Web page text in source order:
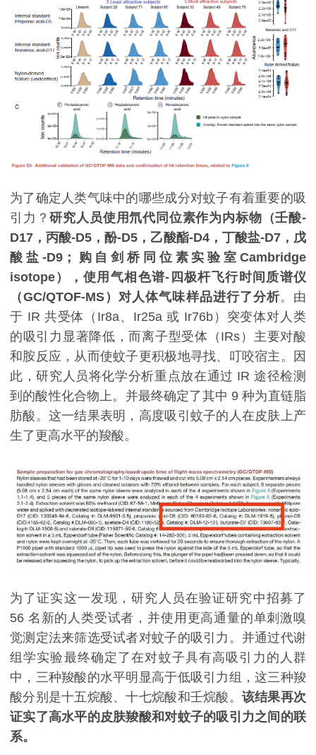
为了确定人类气味中的哪些成分对蚊子有着重要的吸
引力？研究人员使用氘代同位素作为内标物（壬酸-
D17，丙酸-D5，酚-D5，乙酸酯-D4，丁酸盐-D7，戊
酸盐-D9；购自剑桥同位素实验室Cambridge
isotope），使用气相色谱-四极杆飞行时间质谱仪
（GC/QTOF-MS）对人体气味样品进行了分析。由
于 IR 共受体（Ir8a、Ir25a 或 Ir76b）突变体对人类
的吸引力显著降低，而离子型受体（IRs）主要对酸
和胺反应，从而使蚊子更积极地寻找、叮咬宿主。因
此，研究人员将化学分析重点放在通过 IR 途径检测
到的酸性化合物上。并最终确定了其中 9 种为直链脂
肪酸。这一结果表明，高度吸引蚊子的人在皮肤上产
生了更高水平的羧酸。
为了证实这一发现，研究人员在验证研究中招募了
56 名新的人类受试者，并使用更高通量的单刺激嗅
觉测定法来筛选受试者对蚊子的吸引力。并通过代谢
组学实验最终确定了在对蚊子具有高吸引力的人群
中，三种羧酸的水平明显高于低吸引力组，这三种羧
酸分别是十五烷酸、十七烷酸和壬烷酸。 该结果再次
证实了高水平的皮肤羧酸和对蚊子的吸引力之间的联
系。